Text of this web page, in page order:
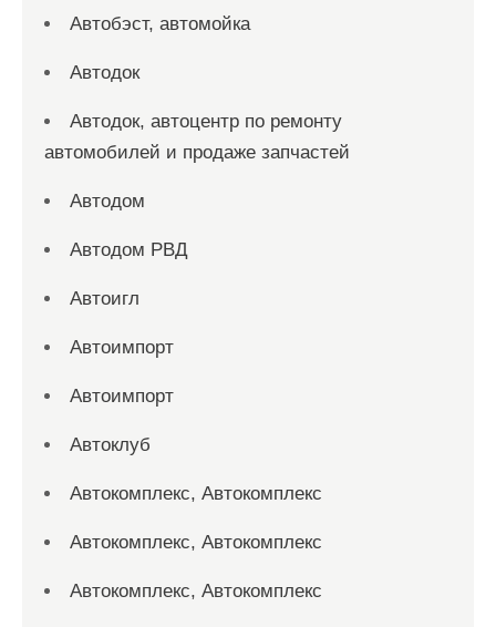
Автобэст, автомойка
Автодок
Автодок, автоцентр по ремонту
автомобилей и продаже запчастей
Автодом
Автодом РВД
Автоигл
Автоимпорт
Автоимпорт
Автоклуб
Автокомплекс, Автокомплекс
Автокомплекс, Автокомплекс
Автокомплекс, Автокомплекс